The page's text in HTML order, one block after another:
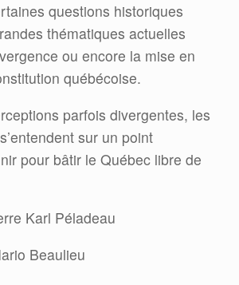
questions historiques
thématiques actuelles
ou encore la mise en
québécoise.
parfois divergentes, les
sur un point
pour bâtir le Québec libre de
Karl Péladeau
Beaulieu